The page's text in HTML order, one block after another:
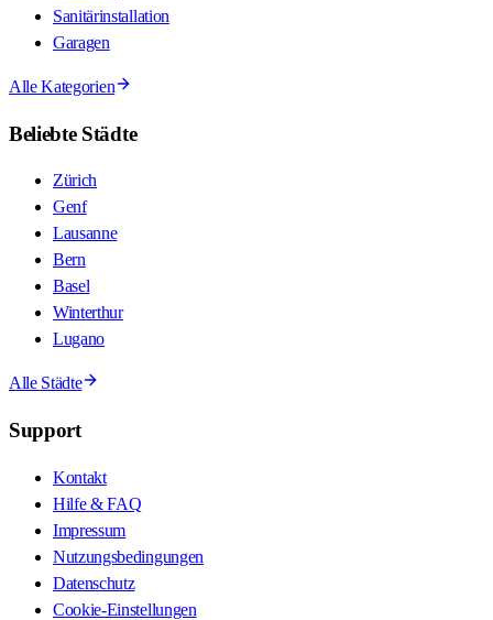
Sanitärinstallation
Garagen
Alle Kategorien
Beliebte Städte
Zürich
Genf
Lausanne
Bern
Basel
Winterthur
Lugano
Alle Städte
Support
Kontakt
Hilfe & FAQ
Impressum
Nutzungsbedingungen
Datenschutz
Cookie-Einstellungen